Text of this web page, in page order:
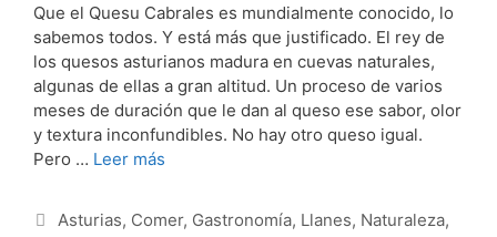
Que el Quesu Cabrales es mundialmente conocido, lo
sabemos todos. Y está más que justificado. El rey de
los quesos asturianos madura en cuevas naturales,
algunas de ellas a gran altitud. Un proceso de varios
meses de duración que le dan al queso ese sabor, olor
y textura inconfundibles. No hay otro queso igual.
Pero … Leer más
Categorías
Asturias, Comer, Gastronomía, Llanes, Naturaleza,